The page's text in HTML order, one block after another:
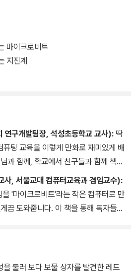
걸음 더 가까워질 수 있도록 안내한다.
마이크로비트
지진계
연구개발팀장, 석성초등학교 교사): 딱
팅 교육을 이렇게 만화로 재미있게 배
과 함께, 학교에서 친구들과 함께 책도
상상력도 키우고, 창의적 사고력도 높
사, 서울교대 컴퓨터교육과 겸임교수):
'마이크로비트'라는 작은 컴퓨터로 만
끔 도와줍니다. 이 책을 통해 독자들이
둘러 보다 보물 상자를 발견한 레드